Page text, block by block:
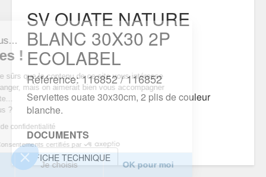
nous...
!
d’être sûrs que le contenu de ce site vous intéresse
déranger, mais on aimerait bien vous accompagner
visite...
vous ?
de confidentialité
Consentements certifiés par
Je choisis OK pour moi
SV OUATE NATURE
BLANC 30X30 2P
ECOLABEL
Référence: 116852 / 116852
Serviettes ouate 30x30cm, 2 plis de couleur
blanche.
DOCUMENTS
FICHE TECHNIQUE